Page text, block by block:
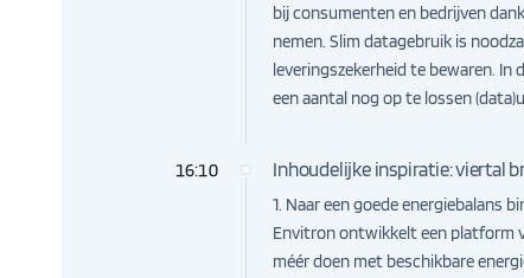
bij consumenten en bedrijven
nemen. Slim datagebruik is
leveringszekerheid te bewaren.
een aantal nog op te lossen
16:10 Inhoudelijke inspiratie: viertal
1. Naar een goede energiebalans
Envitron ontwikkelt een platform
méér doen met beschikbare